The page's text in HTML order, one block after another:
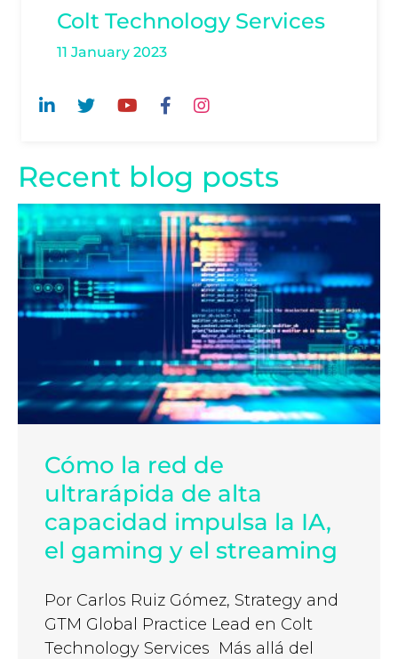
Colt Technology Services
11 January 2023
Recent blog posts
Cómo la red de
ultrarápida de alta
capacidad impulsa la IA,
el gaming y el streaming
Por Carlos Ruiz Gómez, Strategy and
GTM Global Practice Lead en Colt
Technology Services Más allá del